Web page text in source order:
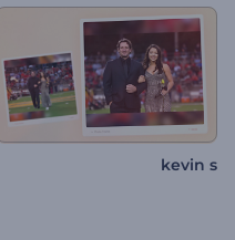
kevin s